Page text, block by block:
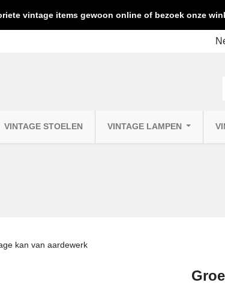
vintage items gewoon online of bezoek onze
VINTAGE STOELEN VINTAGE LAMPEN
kan van aardewerk